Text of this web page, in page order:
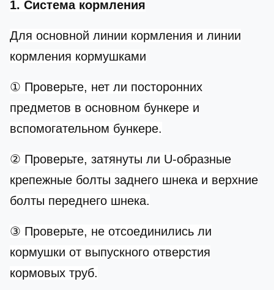
1. Система кормления
Для основной линии кормления и линии
кормления кормушками
① Проверьте, нет ли посторонних
предметов в основном бункере и
вспомогательном бункере.
② Проверьте, затянуты ли U-образные
крепежные болты заднего шнека и верхние
болты переднего шнека.
③ Проверьте, не отсоединились ли
кормушки от выпускного отверстия
кормовых труб.